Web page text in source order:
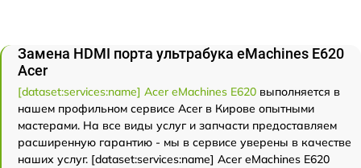
Замена HDMI порта ультрабука eMachines E620
Acer
[dataset:services:name] Acer eMachines E620 выполняется в
нашем профильном сервисе Acer в Кирове опытными
мастерами. На все виды услуг и запчасти предоставляем
расширенную гарантию - мы в сервисе уверены в качестве
наших услуг. [dataset:services:name] Acer eMachines E620